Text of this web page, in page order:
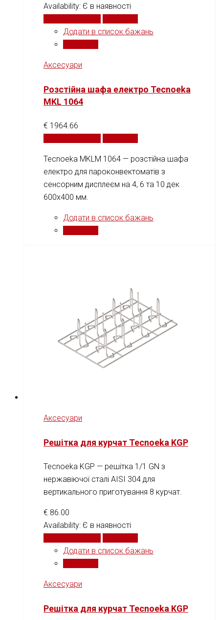
Availability: Є в наявності
Додати в список бажань
Аксесуари
Розстійна шафа електро Tecnoeka
MKL 1064
€ 1964.66
Tecnoeka MKLM 1064 — розстійна шафа
електро для пароконвектоматів з
сенсорним дисплеєм на 4, 6 та 10 дек
600x400 мм.
Додати в список бажань
Аксесуари
Решітка для курчат Tecnoeka KGP
Tecnoeka KGP — решітка 1/1 GN з
нержавіючої сталі AISI 304 для
вертикального приготування 8 курчат.
€ 86.00
Availability: Є в наявності
Додати в список бажань
Аксесуари
Решітка для курчат Tecnoeka KGP